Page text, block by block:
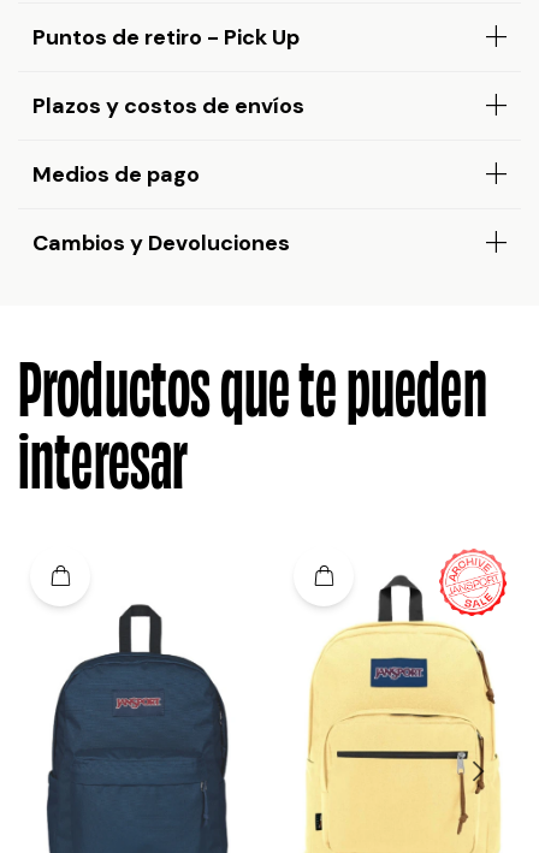
Puntos de retiro - Pick Up
Plazos y costos de envíos
Medios de pago
Cambios y Devoluciones
Productos que te pueden
interesar